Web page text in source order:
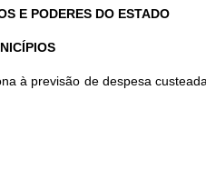
E PODERES DO ESTADO
à previsão de despesa